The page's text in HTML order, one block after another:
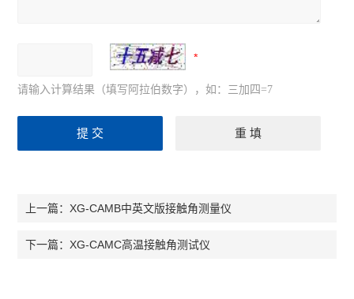
请输入计算结果（填写阿拉伯数字），如：三加四=7
上一篇：XG-CAMB中英文版接触角测量仪
下一篇：XG-CAMC高温接触角测试仪